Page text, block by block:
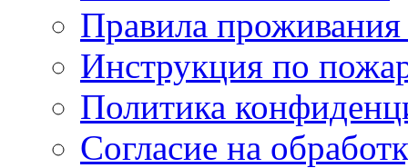
Правила
Инструкция по
Политика
Cогласие на